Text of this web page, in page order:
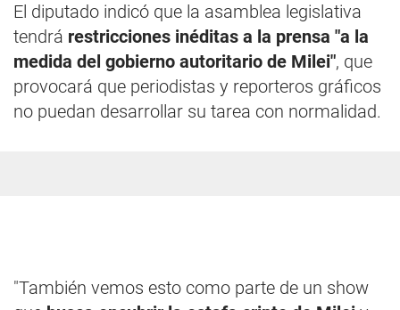
El diputado indicó que la asamblea legislativa
tendrá restricciones inéditas a la prensa "a la
medida del gobierno autoritario de Milei", que
provocará que periodistas y reporteros gráficos
no puedan desarrollar su tarea con normalidad.
"También vemos esto como parte de un show